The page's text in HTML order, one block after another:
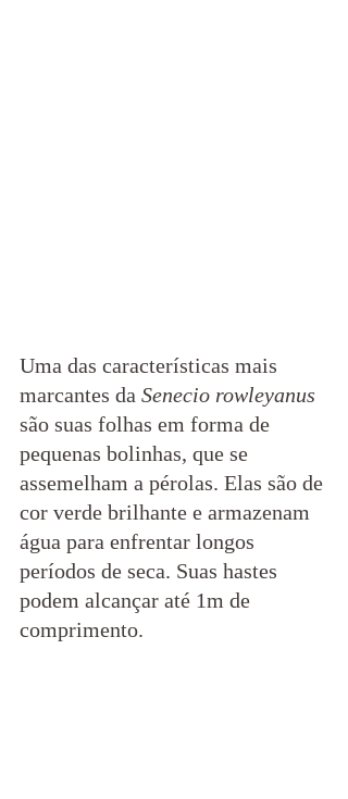
Uma das características mais
marcantes da Senecio rowleyanus
são suas folhas em forma de
pequenas bolinhas, que se
assemelham a pérolas. Elas são de
cor verde brilhante e armazenam
água para enfrentar longos
períodos de seca. Suas hastes
podem alcançar até 1m de
comprimento.